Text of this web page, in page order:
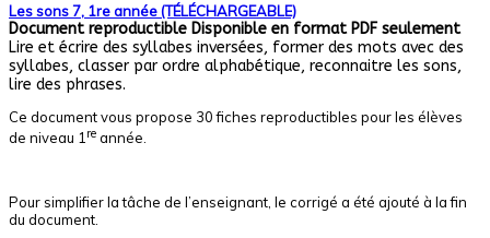
Les sons 7, 1re année (TÉLÉCHARGEABLE)
Document reproductible Disponible en format PDF seulement
Lire et écrire des syllabes inversées, former des mots avec des
syllabes, classer par ordre alphabétique, reconnaitre les sons,
lire des phrases.
Ce document vous propose 30 fiches reproductibles pour les élèves
de niveau 1 re année.
Pour simplifier la tâche de l’enseignant, le corrigé a été ajouté à la fin
du document.